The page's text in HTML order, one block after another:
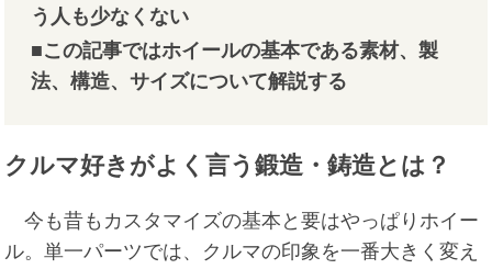
う人も少なくない
■この記事ではホイールの基本である素材、製
法、構造、サイズについて解説する
クルマ好きがよく言う鍛造・鋳造とは？
今も昔もカスタマイズの基本と要はやっぱりホイー
ル。単一パーツでは、クルマの印象を一番大きく変え